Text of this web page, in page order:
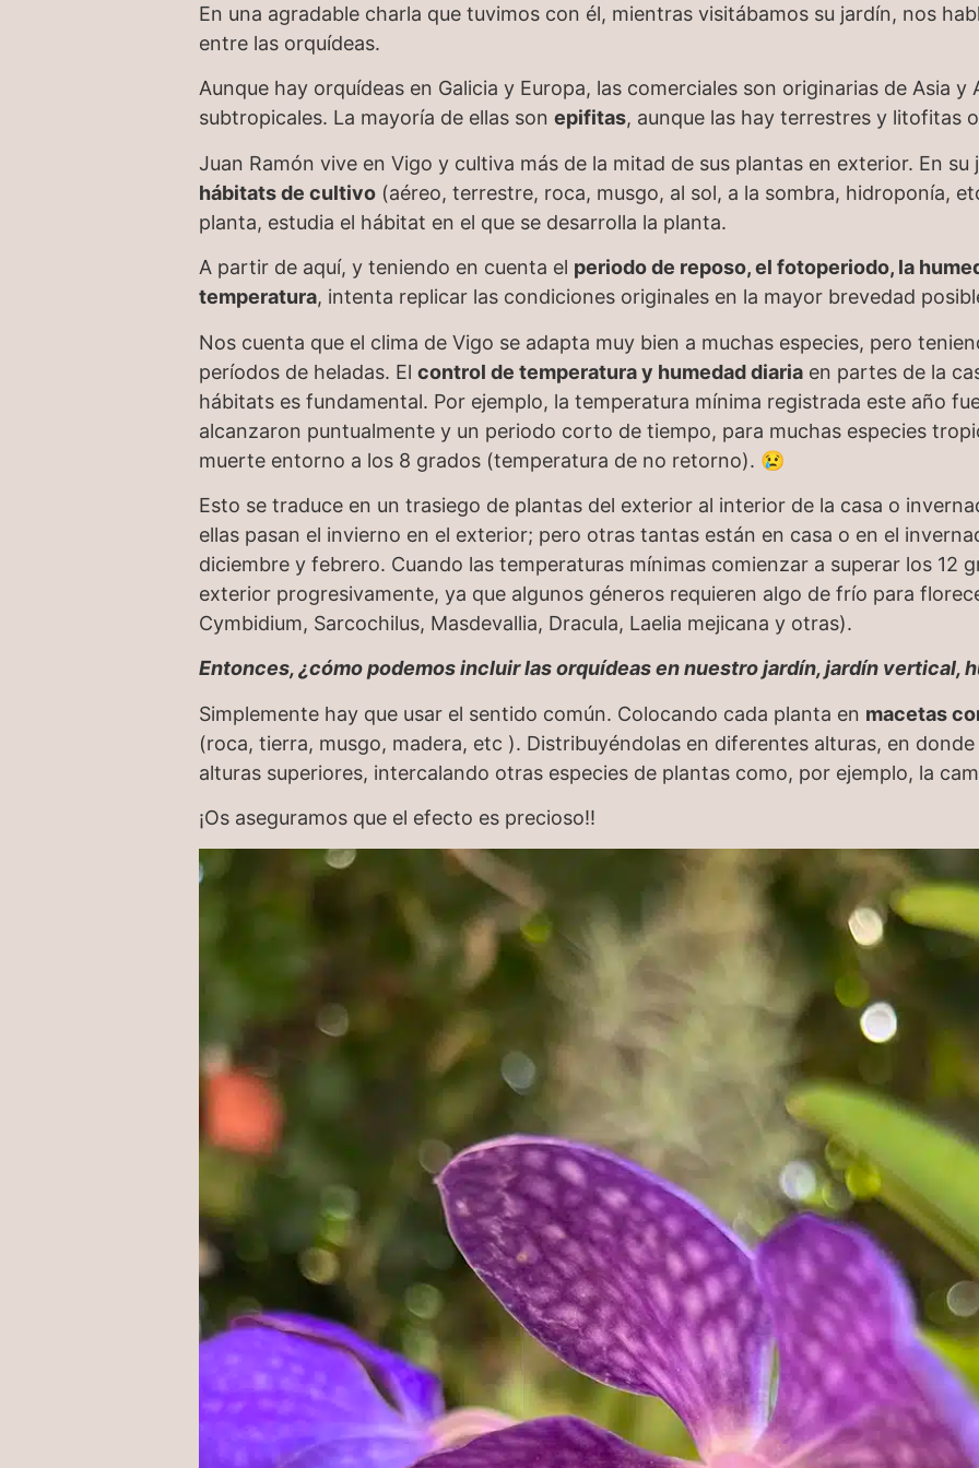
En una agradable charla que tuvimos con él, mientras visitábamos su jardín, nos
entre las orquídeas.
Aunque hay orquídeas en Galicia y Europa, las comerciales son originarias de Asia
subtropicales. La mayoría de ellas son epifitas, aunque las hay terrestres y litofitas
Juan Ramón vive en Vigo y cultiva más de la mitad de sus plantas en exterior. En
hábitats de cultivo (aéreo, terrestre, roca, musgo, al sol, a la sombra, hidroponía,
planta, estudia el hábitat en el que se desarrolla la planta.
A partir de aquí, y teniendo en cuenta el periodo de reposo, el fotoperiodo, la
temperatura, intenta replicar las condiciones originales en la mayor brevedad
Nos cuenta que el clima de Vigo se adapta muy bien a muchas especies, pero
períodos de heladas. El control de temperatura y humedad diaria en partes de la
hábitats es fundamental. Por ejemplo, la temperatura mínima registrada este año
alcanzaron puntualmente y un periodo corto de tiempo, para muchas especies
muerte entorno a los 8 grados (temperatura de no retorno). 😢
Esto se traduce en un trasiego de plantas del exterior al interior de la casa o
ellas pasan el invierno en el exterior; pero otras tantas están en casa o en el
diciembre y febrero. Cuando las temperaturas mínimas comienzar a superar los 12
exterior progresivamente, ya que algunos géneros requieren algo de frío para
Cymbidium, Sarcochilus, Masdevallia, Dracula, Laelia mejicana y otras).
Entonces, ¿cómo podemos incluir las orquídeas en nuestro jardín, jardín vertical,
Simplemente hay que usar el sentido común. Colocando cada planta en macetas
(roca, tierra, musgo, madera, etc ). Distribuyéndolas en diferentes alturas, en
alturas superiores, intercalando otras especies de plantas como, por ejemplo, la
¡Os aseguramos que el efecto es precioso!!